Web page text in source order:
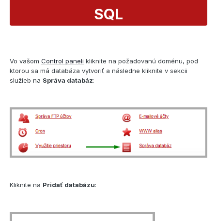
SQL
Vo vašom Control paneli kliknite na požadovanú doménu, pod
ktorou sa má databáza vytvoriť a následne kliknite v sekcii
služieb na Správa databáz:
Kliknite na Pridať databázu: